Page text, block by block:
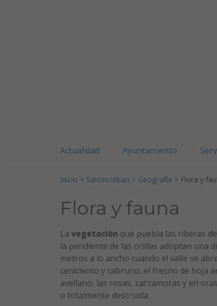
Actualidad Ayuntamiento
Inicio > Santesteban > Geografía > Flora y
Flora y fauna
La vegetación que puebla las riberas
la pendiente de las orillas adoptan una
metros a lo ancho cuando el valle se
ceniciento y cabruno, el fresno de hoja
avellano, las rosas, zarzamoras y en
o totalmente destruida.